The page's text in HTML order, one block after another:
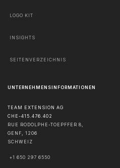
LOGO KIT
INSIGHTS
SEITENVERZEICHNIS
UNTERNEHMENSINFORMATIONEN
TEAM EXTENSION AG
CHE-415.476.402
RUE RODOLPHE-TOEPFFER 8,
GENF
1206
SCHWEIZ
+1 650 297 6550